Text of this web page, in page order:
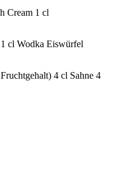
Cream 1 cl
cl Wodka Eiswürfel
4 cl Sahne 4